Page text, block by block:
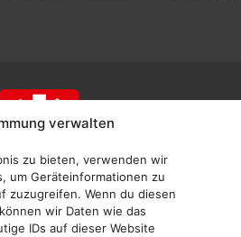
verwalten
zu bieten, verwenden wir
um Geräteinformationen zu
zuzugreifen. Wenn du diesen
wir Daten wie das
IDs auf dieser Website